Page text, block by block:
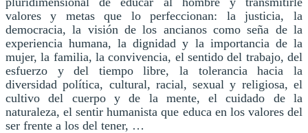
valores y metas que lo perfeccionan: la justicia, la
democracia, la visión de los ancianos como seña de la
experiencia humana, la dignidad y la importancia de la
mujer, la familia, la convivencia, el sentido del trabajo, del
esfuerzo y del tiempo libre, la tolerancia hacia la
diversidad política, cultural, racial, sexual y religiosa, el
cultivo del cuerpo y de la mente, el cuidado de la
naturaleza, el sentir humanista que educa en los valores del
ser frente a los del tener, …